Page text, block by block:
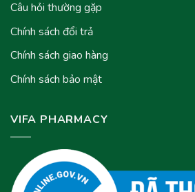
Câu hỏi thường gặp
Chính sách đổi trả
Chính sách giao hàng
Chính sách bảo mật
VIFA PHARMACY